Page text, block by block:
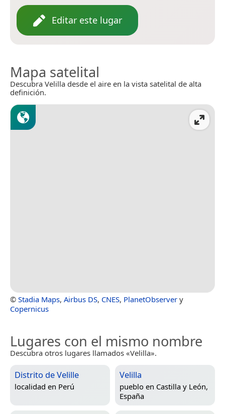
Editar este lugar
Mapa satelital
Descubra Velilla desde el aire en la vista satelital de alta
definición.
© Stadia Maps, Airbus DS, CNES, PlanetObserver y
Copernicus
Lugares con el mismo nombre
Descubra otros lugares llamados «Velilla».
Distrito de Velille
localidad en Perú
Velilla
pueblo en Castilla y León,
España